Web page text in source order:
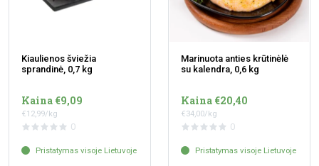
Kiaulienos šviežia
sprandinė, 0,7 kg
Kaina €9,09
€12,99/kg
0
Pristatymas visoje Lietuvoje
Marinuota anties krūtinėlė
su kalendra, 0,6 kg
Kaina €20,40
€34,00/kg
0
Pristatymas visoje Lietuvoje